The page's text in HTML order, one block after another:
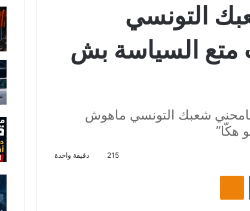
التونسي
متع السياسة بش
شعبك التونسي ماهوش
هكّا”
215 دقيقة واحدة